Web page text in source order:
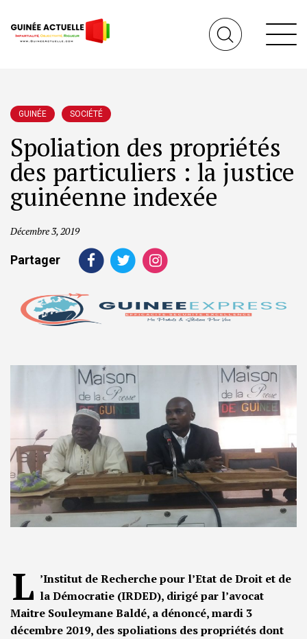
GUINÉE SOCIÉTÉ
Spoliation des propriétés
des particuliers : la justice
guinéenne indexée
Décembre 3, 2019
Partager
L ’Institut de Recherche pour l’Etat de Droit et de
la Démocratie (IRDED), dirigé par l’avocat
Maitre Souleymane Baldé, a dénoncé, mardi 3
décembre 2019, des spoliations des propriétés dont